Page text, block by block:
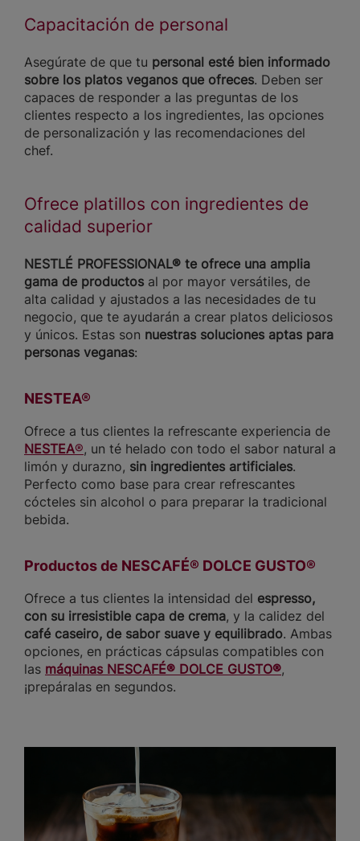
Capacitación de personal
Asegúrate de que tu personal esté bien informado
sobre los platos veganos que ofreces. Deben ser
capaces de responder a las preguntas de los
clientes respecto a los ingredientes, las opciones
de personalización y las recomendaciones del
chef.
Ofrece platillos con ingredientes de
calidad superior
NESTLÉ PROFESSIONAL® te ofrece una amplia
gama de productos al por mayor versátiles, de
alta calidad y ajustados a las necesidades de tu
negocio, que te ayudarán a crear platos deliciosos
y únicos. Estas son nuestras soluciones aptas para
personas veganas:
NESTEA®
Ofrece a tus clientes la refrescante experiencia de
NESTEA®, un té helado con todo el sabor natural a
limón y durazno, sin ingredientes artificiales.
Perfecto como base para crear refrescantes
cócteles sin alcohol o para preparar la tradicional
bebida.
Productos de NESCAFÉ® DOLCE GUSTO®
Ofrece a tus clientes la intensidad del espresso,
con su irresistible capa de crema, y la calidez del
café caseiro, de sabor suave y equilibrado. Ambas
opciones, en prácticas cápsulas compatibles con
las máquinas NESCAFÉ® DOLCE GUSTO®,
¡prepáralas en segundos.